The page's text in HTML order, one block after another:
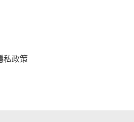
私政策